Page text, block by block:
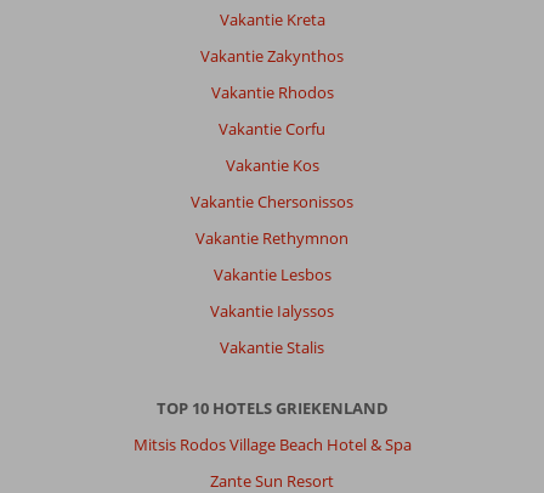
Vakantie Kreta
Vakantie Zakynthos
Vakantie Rhodos
Vakantie Corfu
Vakantie Kos
Vakantie Chersonissos
Vakantie Rethymnon
Vakantie Lesbos
Vakantie Ialyssos
Vakantie Stalis
TOP 10 HOTELS GRIEKENLAND
Mitsis Rodos Village Beach Hotel & Spa
Zante Sun Resort